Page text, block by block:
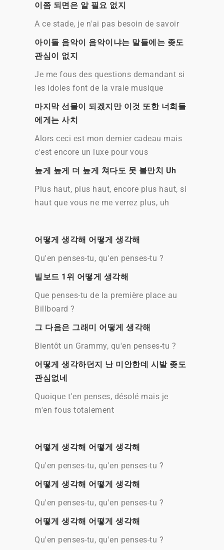
이쯤 되면은 알 필요 없지
A ce stade, je n'ai pas besoin de savoir
아이돌 음악이 음악이냐는 말들에는 좆도
관심이 없지
Je me fous des questions demandant si
les idoles font de la vraie musique
마지막 선물이 되겠지만 이것 또한 너희들
에게는 사치
Alors ceci est mon dernier cadeau mais
c'est encore un luxe pour vous
높게 높게 더 높게 쳐다도 못 볼만치 Uh
Plus haut, plus haut, encore plus haut, si
haut que vous ne me verrez plus, uh
어떻게 생각해 어떻게 생각해
Qu'en penses-tu, qu'en penses-tu ?
빌보드 1위 어떻게 생각해
Que penses-tu de la première place au
Billboard ?
그 다음은 그래미 어떻게 생각해
Bientôt un Grammy, qu'en penses-tu ?
어떻게 생각하던지 난 미안한데 시발 좆도
관심없네
Quoique t'en penses, désolé mais je
m'en fous totalement
어떻게 생각해 어떻게 생각해
Qu'en penses-tu, qu'en penses-tu ?
어떻게 생각해 어떻게 생각해
Qu'en penses-tu, qu'en penses-tu ?
어떻게 생각해 어떻게 생각해
Qu'en penses-tu, qu'en penses-tu ?